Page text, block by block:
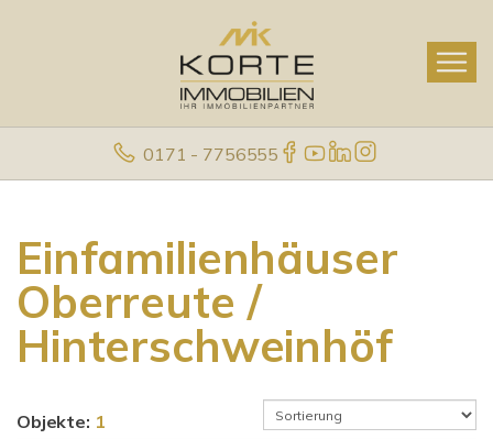
0171 - 7756555
Einfamilienhäuser
Oberreute /
Hinterschweinhöf
Objekte: 1